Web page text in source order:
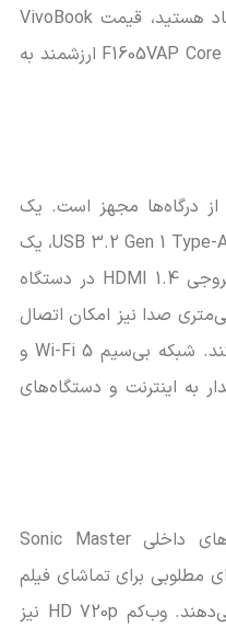
دنبال محصولی با باتری قابل‌اعتماد هستید، قیمت VivoBook
F1605VAP Core 5 120U 8GB 512GB SSD INTEL ارزشمند به
درگاه‌ها مجهز است. یک
پورت USB 2.0 Type-A، یک پورت USB 3.2 Gen 1 Type-A، یک
پورت USB Type-C و همچنین خروجی HDMI 1.4 در دستگاه
شده‌اند. وجود جک 3.5 میلی‌متری صدا نیز امکان اتصال
هدفون یا میکروفون را فراهم می‌کند. شبکه بی‌سیم Wi-Fi 5 و
پایدار به اینترنت و دستگاه‌های
ایسوس در این مدل از بلندگوهای داخلی Sonic Master
مطلوبی برای تماشای فیلم
و گوش دادن به موسیقی ارائه می‌دهند. وب‌کم HD 720p نیز